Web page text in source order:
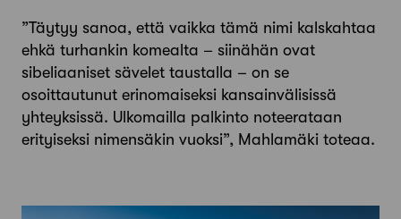
”Täytyy sanoa, että vaikka tämä nimi kalskahtaa
ehkä turhankin komealta – siinähän ovat
sibeliaaniset sävelet taustalla – on se
osoittautunut erinomaiseksi kansainvälisissä
yhteyksissä. Ulkomailla palkinto noteerataan
erityiseksi nimensäkin vuoksi”, Mahlamäki toteaa.